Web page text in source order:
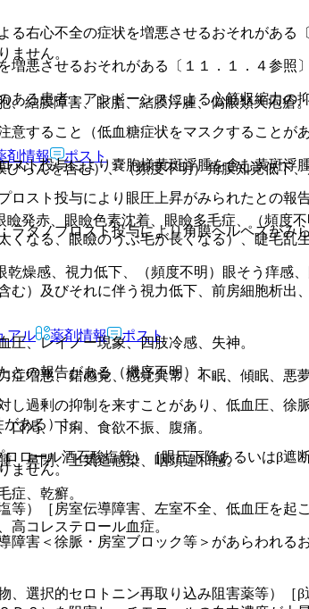
右心不全の症状を増悪させるおそれがある
悪させるおそれがある〔１１．１．４参照〕
る患者：アシドーシスによる心筋収縮力の
すること（低血糖症状をマスクすることがあ
ト投与により嚢胞様黄斑浮腫を含む黄斑浮
スト投与により眼圧上昇がみられたとの報告
タノプロスト投与により角膜ヘルペスがみ
との報告がある（機序不明）］。
過剰の抑制を来すことがあり、低血圧、徐
ある）］。
ロール酒石酸塩等）［眼圧下降あるいはβ
）［房室伝導障害、左室不全、低血圧を起
害＜徐脈・房室ブロック等＞があらわれる
選択的セロトニン再取り込み阻害薬等）［
結膜障害、眼脂、結膜浮腫、偽眼類天疱瘡
らんを含む）、（頻度不明）角膜知覚低下
赤、眼瞼色素沈着、眼瞼多毛症、（頻度
なる、眼瞼のうぶ毛が長くなる）、睫毛乱
感、視力低下、（頻度不明）眼そう痒感
）及びそれに伴う視力低下、前房細胞析
、レイノー現象、四肢冷感、失神。
増悪、錯感覚、感覚異常、不眠、傾眠、悪
渇、下痢、食欲不振、腹痛。
、鼻閉、上気道感染、咽頭違和感。
、乾癬。
コレステロール血症。
ません。
剤情報 ポスト
アル 薬剤情報 ポスト
ません。